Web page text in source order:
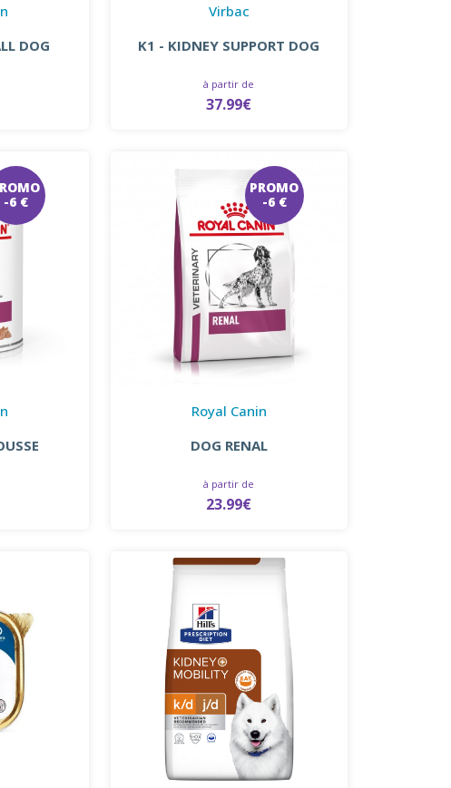
DOG
Virbac
K1 - KIDNEY SUPPORT DOG
à partir de
37.99€
-6 €
PROMO
-6 €
Royal Canin
DOG RENAL
à partir de
23.99€